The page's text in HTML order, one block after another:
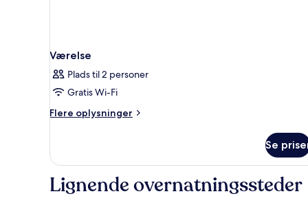
Værelse
Plads til 2 personer
Gratis Wi-Fi
Flere oplysninger
Flere
Se
Lignende overnatningssteder